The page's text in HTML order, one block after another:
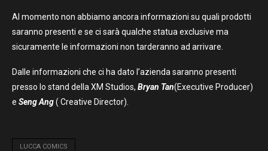
Al momento non abbiamo ancora informazioni su quali prodotti
saranno presenti e se ci sarà qualche statua exclusive ma
sicuramente le informazioni non tarderanno ad arrivare.
Dalle informazioni che ci ha dato l’azienda saranno presenti
presso lo stand della XM Studios, Bryan Tan(Executive Producer)
e Seng Ang( Creative Director).
LUCCA COMICS